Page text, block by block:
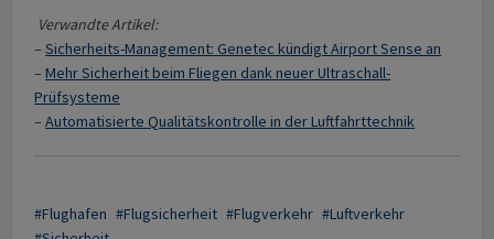
Verwandte Artikel:
–Sicherheits-Management: Genetec kündigt Airport Sense an
–Mehr Sicherheit beim Fliegen dank neuer Ultraschall-
Prüfsysteme
–Automatisierte Qualitätskontrolle in der Luftfahrttechnik
Flughafen Flugsicherheit Flugverkehr
Luftverkehr